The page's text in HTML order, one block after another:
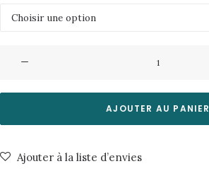
Chemise
Tencel
Clay
AJOUTER AU PANIER
Ajouter à la liste d’envies